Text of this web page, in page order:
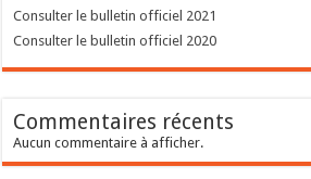
Consulter le bulletin officiel 2021
Consulter le bulletin officiel 2020
Commentaires récents
Aucun commentaire à afficher.